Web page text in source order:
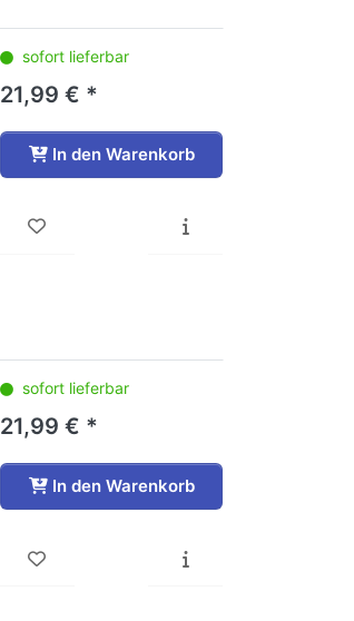
sofort lieferbar
21,99 € *
In den Warenkorb
sofort lieferbar
21,99 € *
In den Warenkorb